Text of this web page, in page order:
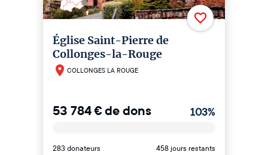
Église Saint-Pierre de
Collonges-la-Rouge
COLLONGES LA ROUGE
53 784€de dons 103%
283 donateurs 458 jours restants